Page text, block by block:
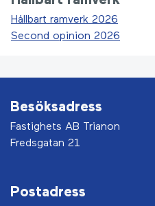
Hållbart ramverk 2026
Second opinion 2026
Besöksadress
Fastighets AB Trianon
Fredsgatan 21
Postadress